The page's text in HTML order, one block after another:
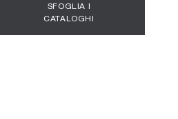
SFOGLIA I
CATALOGHI